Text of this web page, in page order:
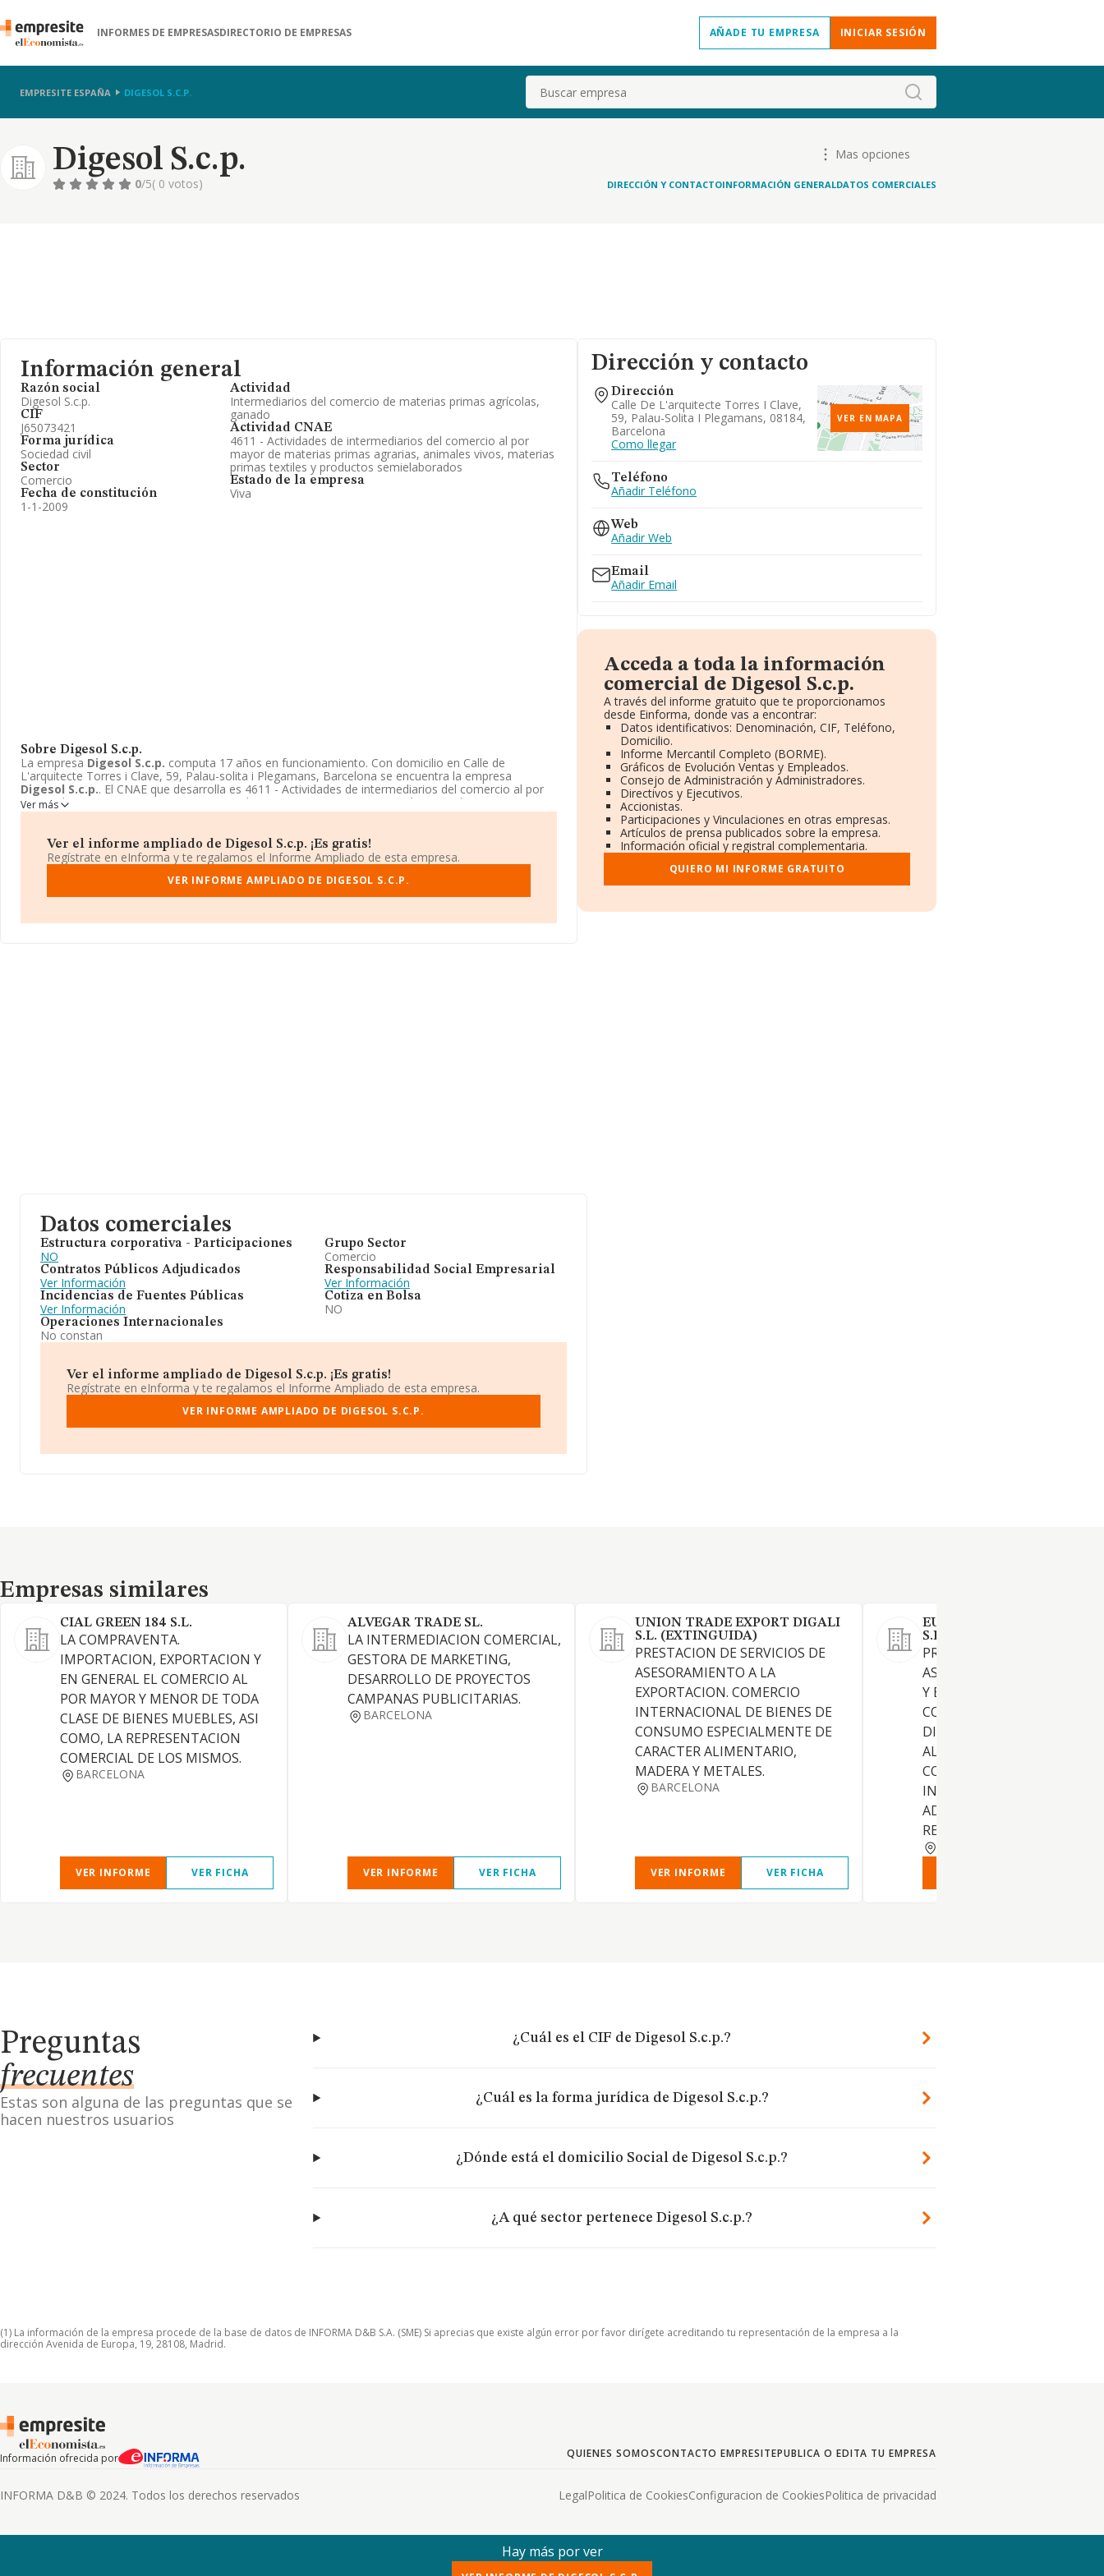
INFORMES DE EMPRESASDIRECTORIO DE EMPRESAS AÑADE TU EMPRESA INICIAR SESIÓN
EMPRESITE ESPAÑA DIGESOL S.C.P. Buscar
Digesol S.c.p.
Mas opciones
0/5( 0 votos) DIRECCIÓN Y CONTACTOINFORMACIÓN GENERALDATOS COMERCIALES
Información general
Razón social
Digesol S.c.p.
CIF
J65073421
Forma jurídica
Sociedad civil
Sector
Comercio
Fecha de constitución
1-1-2009
Actividad
Intermediarios del comercio de materias primas agrícolas,
ganado
Actividad CNAE
4611 - Actividades de intermediarios del comercio al por
mayor de materias primas agrarias, animales vivos, materias
primas textiles y productos semielaborados
Estado de la empresa
Viva
Sobre Digesol S.c.p.
La empresa Digesol S.c.p. computa 17 años en funcionamiento. Con domicilio en Calle de
L'arquitecte Torres i Clave, 59, Palau-solita i Plegamans, Barcelona se encuentra la empresa
Digesol S.c.p.. El CNAE que desarrolla es 4611 - Actividades de intermediarios del comercio al por
mayor de materias primas agrarias, animales vivos, materias primas textiles y productos
semielaborados.Digesol S.c.p.está definida como Sociedad civil.
Ver más
Ver el informe ampliado de Digesol S.c.p. ¡Es gratis!
Regístrate en eInforma y te regalamos el Informe Ampliado de esta empresa.
VER INFORME AMPLIADO DE DIGESOL S.C.P.
Dirección y contacto
Dirección
Calle De L'arquitecte Torres I Clave,
59, Palau-Solita I Plegamans, 08184,
Barcelona
Como llegar
VER EN MAPA
Teléfono
Añadir Teléfono
Web
Añadir Web
Email
Añadir Email
Acceda a toda la información
comercial de Digesol S.c.p.
A través del informe gratuito que te proporcionamos
desde Einforma, donde vas a encontrar:
Datos identificativos: Denominación, CIF, Teléfono,
Domicilio.
Informe Mercantil Completo (BORME).
Gráficos de Evolución Ventas y Empleados.
Consejo de Administración y Administradores.
Directivos y Ejecutivos.
Accionistas.
Participaciones y Vinculaciones en otras empresas.
Artículos de prensa publicados sobre la empresa.
Información oficial y registral complementaria.
QUIERO MI INFORME GRATUITO
Datos comerciales
Estructura corporativa - Participaciones
NO
Contratos Públicos Adjudicados
Ver Información
Incidencias de Fuentes Públicas
Ver Información
Operaciones Internacionales
No constan
Grupo Sector
Comercio
Responsabilidad Social Empresarial
Ver Información
Cotiza en Bolsa
NO
Ver el informe ampliado de Digesol S.c.p. ¡Es gratis!
Regístrate en eInforma y te regalamos el Informe Ampliado de esta empresa.
VER INFORME AMPLIADO DE DIGESOL S.C.P.
Empresas similares
Empresas similares
CIAL GREEN 184 S.L.
LA COMPRAVENTA.
IMPORTACION, EXPORTACION Y
EN GENERAL EL COMERCIO AL
POR MAYOR Y MENOR DE TODA
CLASE DE BIENES MUEBLES, ASI
COMO, LA REPRESENTACION
COMERCIAL DE LOS MISMOS.
BARCELONA
VER INFORME VER FICHA
ALVEGAR TRADE SL.
LA INTERMEDIACION COMERCIAL,
GESTORA DE MARKETING,
DESARROLLO DE PROYECTOS
CAMPANAS PUBLICITARIAS.
BARCELONA
VER INFORME VER FICHA
UNION TRADE EXPORT DIGALI
S.L. (EXTINGUIDA)
PRESTACION DE SERVICIOS DE
ASESORAMIENTO A LA
EXPORTACION. COMERCIO
INTERNACIONAL DE BIENES DE
CONSUMO ESPECIALMENTE DE
CARACTER ALIMENTARIO,
MADERA Y METALES.
BARCELONA
VER INFORME VER FICHA
EURO MUNTANET FOODS
S.L.
PRESTACION DE SERVICIOS
ASESORAMIENTO
Y ESTUDIOS
COMERCIALIZACION,
DISTRIBUCION DE
ALIMENTICIOS.
CONSTRUCCION,
INTERMEDIACION,
ADMINISTRACION,
REPRESENTACION DE
Preguntas
frecuentes
Estas son alguna de las preguntas que se
hacen nuestros usuarios
¿Cuál es el CIF de Digesol S.c.p.?
¿Cuál es la forma jurídica de Digesol S.c.p.?
¿Dónde está el domicilio Social de Digesol S.c.p.?
¿A qué sector pertenece Digesol S.c.p.?
(1) La información de la empresa procede de la base de datos de INFORMA D&B S.A. (SME) Si aprecias que existe algún error por favor dirígete acreditando tu representación de la empresa a la
dirección Avenida de Europa, 19, 28108, Madrid.
Información ofrecida por QUIENES SOMOSCONTACTO EMPRESITEPUBLICA O EDITA TU EMPRESA
INFORMA D&B © 2024. Todos los derechos reservados LegalPolitica de CookiesConfiguracion de CookiesPolitica de privacidad
Hay más por ver